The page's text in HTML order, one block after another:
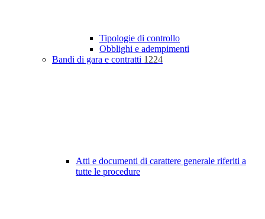
Tipologie di controllo
Obblighi e adempimenti
Bandi di gara e contratti 1224
Atti e documenti di carattere generale riferiti a
tutte le procedure